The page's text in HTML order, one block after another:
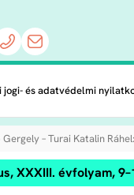
jogi- és adatvédelmi
Gergely – Turai Katalin
XXXIII. évfolyam,